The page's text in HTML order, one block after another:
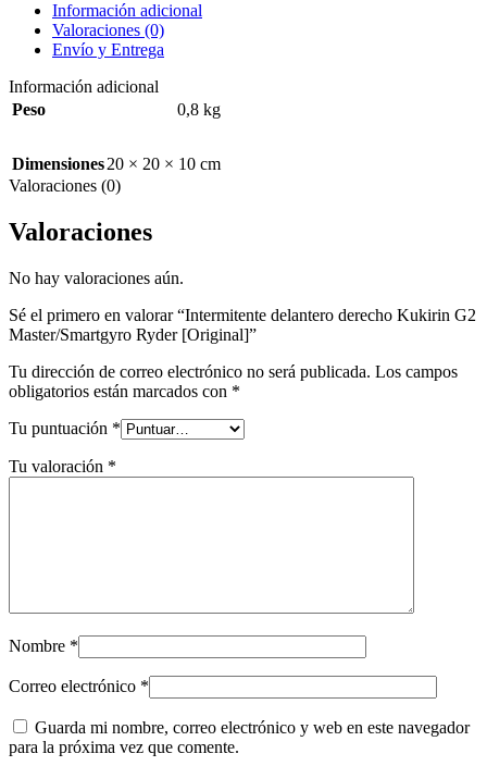
Información adicional
Valoraciones (0)
Envío y Entrega
Información adicional
Peso
0,8 kg
Dimensiones20 × 20 × 10 cm
Valoraciones (0)
Valoraciones
No hay valoraciones aún.
Sé el primero en valorar “Intermitente delantero derecho Kukirin G2
Master/Smartgyro Ryder [Original]”
Tu dirección de correo electrónico no será publicada. Los campos
obligatorios están marcados con *
Tu puntuación *
Tu valoración *
Nombre *
Correo electrónico *
Guarda mi nombre, correo electrónico y web en este navegador
para la próxima vez que comente.